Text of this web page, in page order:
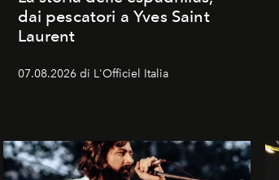
dai pescatori a Yves Saint
Laurent
07.08.2026 di L'Officiel Italia